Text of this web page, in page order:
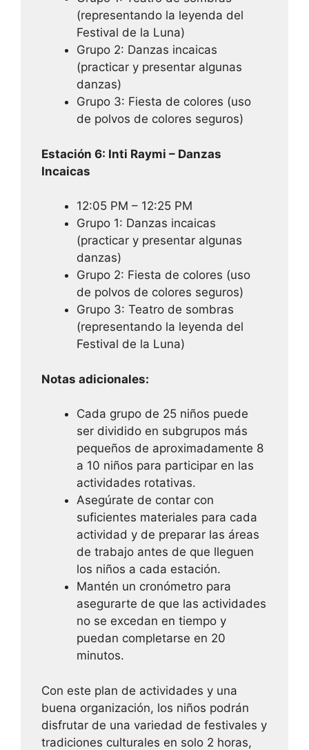
(representando la leyenda del
Festival de la Luna)
Grupo 2: Danzas incaicas
(practicar y presentar algunas
danzas)
Grupo 3: Fiesta de colores (uso
de polvos de colores seguros)
Estación 6: Inti Raymi – Danzas
Incaicas
12:05 PM – 12:25 PM
Grupo 1: Danzas incaicas
(practicar y presentar algunas
danzas)
Grupo 2: Fiesta de colores (uso
de polvos de colores seguros)
Grupo 3: Teatro de sombras
(representando la leyenda del
Festival de la Luna)
Notas adicionales:
Cada grupo de 25 niños puede
ser dividido en subgrupos más
pequeños de aproximadamente 8
a 10 niños para participar en las
actividades rotativas.
Asegúrate de contar con
suficientes materiales para cada
actividad y de preparar las áreas
de trabajo antes de que lleguen
los niños a cada estación.
Mantén un cronómetro para
asegurarte de que las actividades
no se excedan en tiempo y
puedan completarse en 20
minutos.
Con este plan de actividades y una
buena organización, los niños podrán
disfrutar de una variedad de festivales y
tradiciones culturales en solo 2 horas,